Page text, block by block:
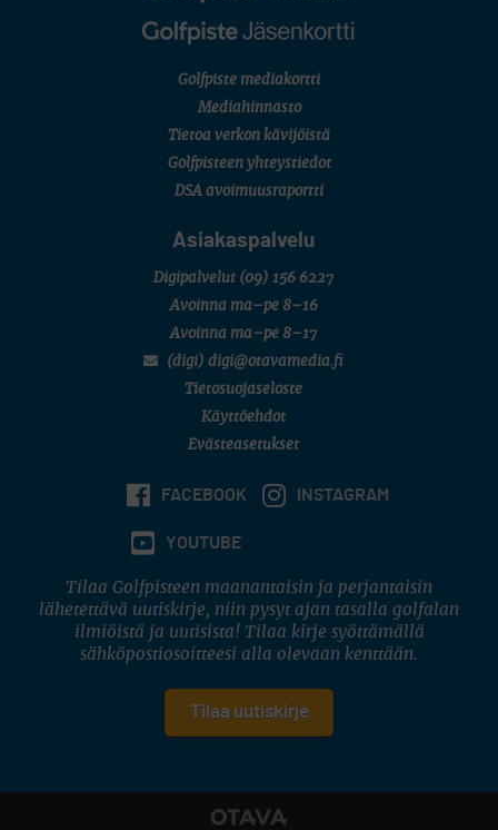
Kivitippu Classic Invitational 2026
SM-reikäpeli (M50/Kymen Golf)
7 (U18 ja U21/pojat/Tahko)
Golfpiste mediakortti
Mediahinnasto
Tietoa verkon kävijöistä
Golfpisteen yhteystiedot
DSA avoimuusraportti
Asiakaspalvelu
Digipalvelut (09) 156 6227
Avoinna ma–pe 8–16
Avoinna ma–pe 8–17
(digi) digi@otavamedia.fi
Tietosuojaseloste
Käyttöehdot
Evästeasetukset
FACEBOOK INSTAGRAM
YOUTUBE
Tilaa Golfpisteen maanantaisin ja perjantaisin
lähetettävä uutiskirje, niin pysyt ajan tasalla golfalan
ilmiöistä ja uutisista! Tilaa kirje syöttämällä
sähköpostiosoitteesi alla olevaan kenttään.
Tilaa uutiskirje